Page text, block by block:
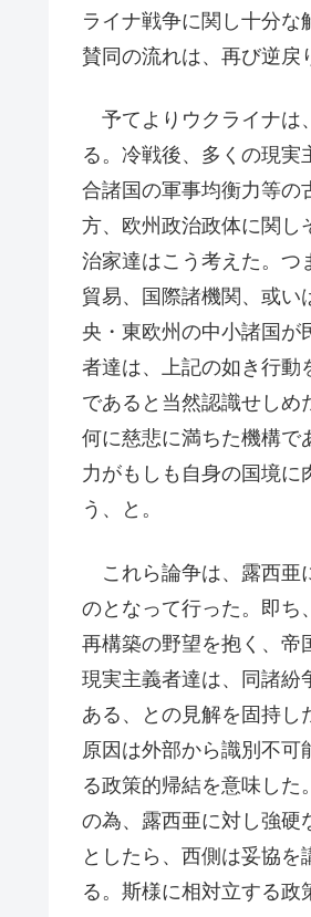
ライナ戦争に関し十分
賛同の流れは、再び逆戻
予てよりウクライナは
る。冷戦後、多くの現
合諸国の軍事均衡力等の
方、欧州政治政体に関し
治家達はこう考えた。つ
貿易、国際諸機関、或い
央・東欧州の中小諸国が
者達は、上記の如き行動
であると当然認識せしめ
何に慈悲に満ちた機構で
力がもしも自身の国境に
う、と。
これら論争は、露西亜
のとなって行った。即ち
再構築の野望を抱く、帝
現実主義者達は、同諸紛
ある、との見解を固持し
原因は外部から識別不
る政策的帰結を意味し
の為、露西亜に対し強硬
としたら、西側は妥協
る。斯様に相対立する政